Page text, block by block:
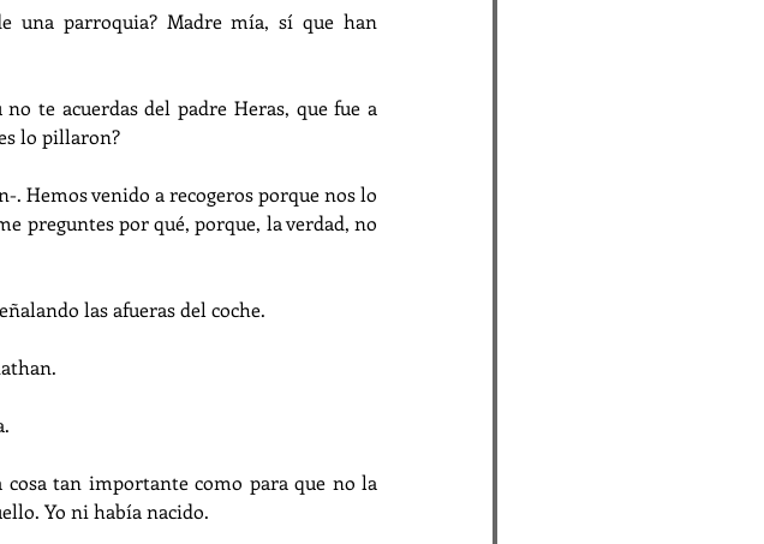
una parroquia? Madre mía, sí que han
te acuerdas del padre Heras, que fue a
lo pillaron?
. Hemos venido a recogeros porque nos lo
preguntes por qué, porque, la verdad, no
las afueras del coche.
cosa tan importante como para que no la
Yo ni había nacido.